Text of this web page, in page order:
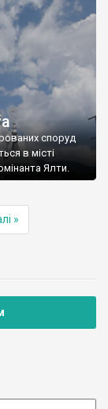
споруд
в місті
Ялти.
»